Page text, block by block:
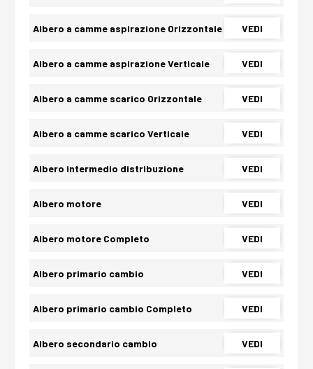
Albero a camme aspirazione Orizzontale VEDI
Albero a camme aspirazione Verticale VEDI
Albero a camme scarico Orizzontale VEDI
Albero a camme scarico Verticale VEDI
Albero intermedio distribuzione VEDI
Albero motore VEDI
Albero motore Completo VEDI
Albero primario cambio VEDI
Albero primario cambio Completo VEDI
Albero secondario cambio VEDI